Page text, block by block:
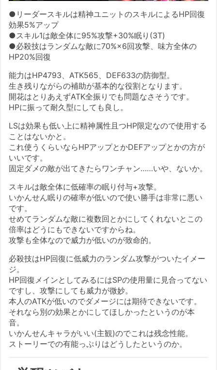
●リーダースキルは精神ユニットのスキルによるHP回復
効果5%アップ
●スキル1は敵全体に95%攻撃+30%眠り(3T)
●必殺技はランダムな敵に70%×6回攻撃、味方全体の
HP20%回復
能力はHP4793、ATK565、DEF633の防御型。
生き残りながらの補助が基本的な役割となります。
開花はとりあえずATK全振りでも問題なさそうです。
HPに振って耐久型にしても良し。
LSは効果も低い上に精神属性且つHP限定なので使用する
ことはないかと。
これ使うくらいならHPアップとかDEFアップとかの方が
いいです。
固定ダメの敵が出てきたらワンチャン……いや、ないか。
スキルは敵全体に低確率の眠り付与+攻撃。
いかんせん眠りの確率が低いので使い勝手は非常に悪い
です。
せめてランダムな敵に複数回とかにしてくれないとこの
倍率はどうにもできないですからね。
攻撃も全体なので威力が低いのが致命的。
必殺技はHP回復に低威力のランダム攻撃がついたイメー
ジ。
HP回復メインとしてみるにはSPの使用量に見合ってない
ですし、攻撃にしても威力が微妙。
本人のATKが低いのでダメージには期待できないです。
それなら別の効果とかにしてほしかったというのが本
音。
いかんせんキャラがいい(主観)のでこれは残念性能。
ストーリーでの有能っぷりはどうしたというのか。